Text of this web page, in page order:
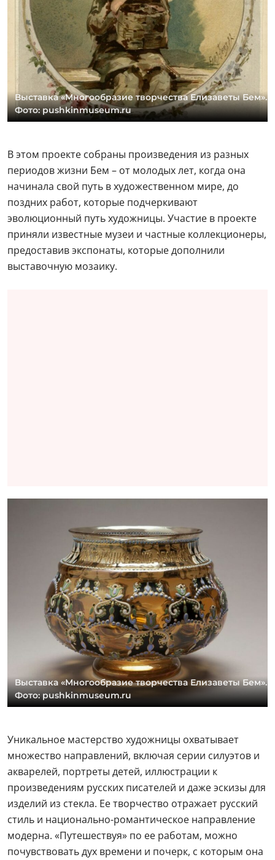
Выставка «Многообразие творчества Елизаветы Бем».
Фото: pushkinmuseum.ru
В этом проекте собраны произведения из разных
периодов жизни Бем – от молодых лет, когда она
начинала свой путь в художественном мире, до
поздних работ, которые подчеркивают
эволюционный путь художницы. Участие в проекте
приняли известные музеи и частные коллекционеры,
предоставив экспонаты, которые дополнили
выставочную мозаику.
Выставка «Многообразие творчества Елизаветы Бем».
Фото: pushkinmuseum.ru
Уникальное мастерство художницы охватывает
множество направлений, включая серии силуэтов и
акварелей, портреты детей, иллюстрации к
произведениям русских писателей и даже эскизы для
изделий из стекла. Ее творчество отражает русский
стиль и национально-романтическое направление
модерна. «Путешествуя» по ее работам, можно
почувствовать дух времени и почерк, с которым она